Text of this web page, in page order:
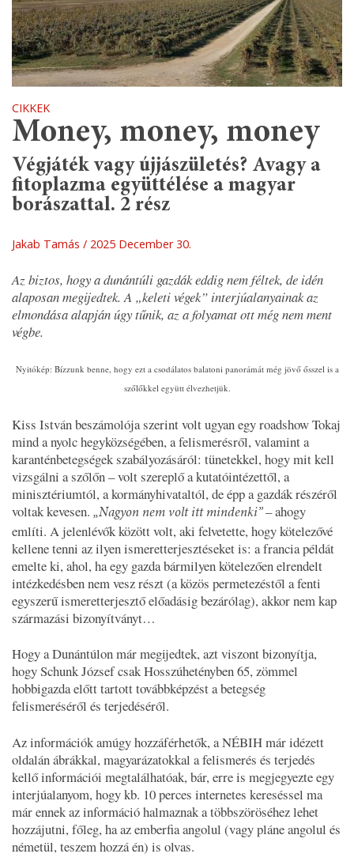
CIKKEK
Money, money, money
Végjáték vagy újjászületés? Avagy a
fitoplazma együttélése a magyar
borászattal. 2 rész
Jakab Tamás 2025 December 30.
Az biztos, hogy a dunántúli gazdák eddig nem féltek, de idén
alaposan megijedtek. A „keleti végek” interjúalanyainak az
elmondása alapján úgy tűnik, az a folyamat ott még nem ment
végbe.
Nyitókép: Bízzunk benne, hogy ezt a csodálatos balatoni panorámát még jövő ősszel is a
szőlőkkel együtt élvezhetjük.
Kiss István beszámolója szerint volt ugyan egy roadshow Tokaj
mind a nyolc hegyközségében, a felismerésről, valamint a
karanténbetegségek szabályozásáról: tünetekkel, hogy mit kell
vizsgálni a szőlőn – volt szereplő a kutatóintézettől, a
minisztériumtól, a kormányhivataltól, de épp a gazdák részéről
voltak kevesen. „Nagyon nem volt itt mindenki”– ahogy
említi. A jelenlévők között volt, aki felvetette, hogy kötelezővé
kellene tenni az ilyen ismeretterjesztéseket is: a francia példát
emelte ki, ahol, ha egy gazda bármilyen kötelezően elrendelt
intézkedésben nem vesz részt (a közös permetezéstől a fenti
egyszerű ismeretterjesztő előadásig bezárólag), akkor nem kap
származási bizonyítványt…
Hogy a Dunántúlon már megijedtek, azt viszont bizonyítja,
hogy Schunk József csak Hosszúhetényben 65, zömmel
hobbigazda előtt tartott továbbképzést a betegség
felismeréséről és terjedéséről.
Az információk amúgy hozzáférhetők, a NÉBIH már idézett
oldalán ábrákkal, magyarázatokkal a felismerés és terjedés
kellő információi megtalálhatóak, bár, erre is megjegyezte egy
interjúalanyom, hogy kb. 10 perces internetes kereséssel ma
már ennek az információ halmaznak a többszöröséhez lehet
hozzájutni, főleg, ha az emberfia angolul (vagy pláne angolul és
németül, teszem hozzá én) is olvas.